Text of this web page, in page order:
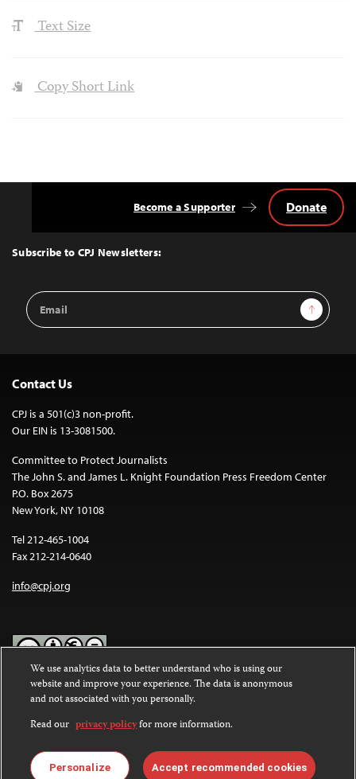
Text Size
Copy Short Link
Top
Subscribe to CPJ Newsletters:
Email
Address
Sign Up
Become a Supporter Donate
Contact Us
CPJ is a 501(c)3 non-profit.
Our EIN is 13-3081500.
Committee to Protect Journalists
The John S. and James L. Knight Foundation Press Freedom Center
P.O. Box 2675
New York, NY 10108
Tel 212-465-1004
Fax 212-214-0640
info@cpj.org
Except where noted, text on this website is licensed under a
Commons Attribution-NonCommercial-NoDerivatives 4.0
International License.
Images and other media are not covered by the Creative Commons
license. For more information about permissions, see ourFAQs
We use analytics data to better understand who is using our
website and improve your experience. The data is anonymous
and not associated with you personally.
Read our privacy policyfor more information.
Personalize Accept recommended cookies